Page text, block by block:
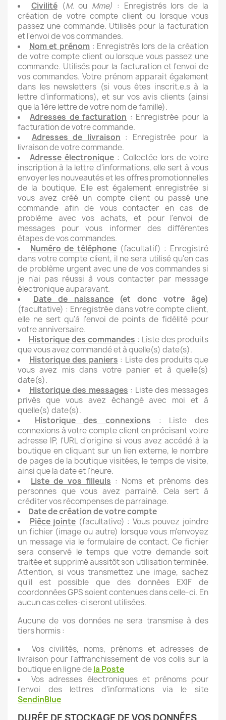
Civilité(M. ou Mme) : Enregistrés lors de la
création de votre compte client ou lorsque vous
passez une commande. Utilisés pour la facturation
et l'envoi de vos commandes.
Nom et prénom : Enregistrés lors de la création
de votre compte client ou lorsque vous passez une
commande. Utilisés pour la facturation et l'envoi de
vos commandes. Votre prénom apparait également
dans les newsletters (si vous êtes inscrit.e.s à la
lettre d'informations), et sur vos avis clients (ainsi
que la 1ère lettre de votre nom de famille).
Adresses de facturation : Enregistrée pour la
facturation de votre commande.
Adresses de livraison : Enregistrée pour la
livraison de votre commande.
Adresse électronique : Collectée lors de votre
inscription à la lettre d'informations, elle sert à vous
envoyer les nouveautés et les offres promotionnelles
de la boutique. Elle est également enregistrée si
vous avez créé un compte client ou passé une
commande afin de vous contacter en cas de
problème avec vos achats, et pour l'envoi de
messages pour vous informer des différentes
étapes de vos commandes.
Numéro de téléphone (facultatif) : Enregistré
dans votre compte client, il ne sera utilisé qu'en cas
de problème urgent avec une de vos commandes si
je n'ai pas réussi à vous contacter par message
électronique auparavant.
Date de naissance(et donc votre âge)
(facultative) : Enregistrée dans votre compte client,
elle ne sert qu'à l'envoi de points de fidélité pour
votre anniversaire.
Historique des commandes : Liste des produits
que vous avez commandé et à quelle(s) date(s).
Historique des paniers : Liste des produits que
vous avez mis dans votre panier et à quelle(s)
date(s).
Historique des messages : Liste des messages
privés que vous avez échangé avec moi et à
quelle(s) date(s).
Historique des connexions : Liste des
connexions à votre compte client en précisant votre
adresse IP, l'URL d'origine si vous avez accédé à la
boutique en cliquant sur un lien externe, le nombre
de pages de la boutique visitées, le temps de visite,
ainsi que la date et l'heure.
Liste de vos filleuls : Noms et prénoms des
personnes que vous avez parrainé. Cela sert à
créditer vos récompenses de parrainage.
Date de création de votre compte
Pièce jointe (facultative) : Vous pouvez joindre
un fichier (image ou autre) lorsque vous m'envoyez
un message via le formulaire de contact. Ce fichier
sera conservé le temps que votre demande soit
traitée et supprimé aussitôt son utilisation terminée.
Attention, si vous transmettez une image, sachez
qu'il est possible que des données EXIF de
coordonnées GPS soient contenues dans celle-ci. En
aucun cas celles-ci seront utilisées.
Aucune de vos données ne sera transmise à des
tiers hormis :
Vos civilités, noms, prénoms et adresses de
livraison pour l'affranchissement de vos colis sur la
boutique en ligne dela Poste
Vos adresses électroniques et prénoms pour
l'envoi des lettres d'informations via le site
SendinBlue